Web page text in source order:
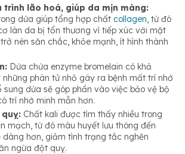
trình lão hoá, giúp da mịn màng:
dứa giúp tổng hợp chất collagen, từ đó
làn da bị tổn thương vì tiếp xúc với mặt
nên săn chắc, khỏe mạnh, ít hình thành
Dứa chứa enzyme bromelain có khả
những phân tử nhỏ gây ra bệnh mất trí nhớ
sung dứa sẽ góp phần vào việc bảo vệ bộ
trí nhớ minh mẫn hơn.
quỵ: Chất kali được tìm thấy nhiều trong
mạch, từ đó máu huyết lưu thông đến
dàng hơn, giảm tình trạng tắc nghẽn
ngừa đột quỵ.